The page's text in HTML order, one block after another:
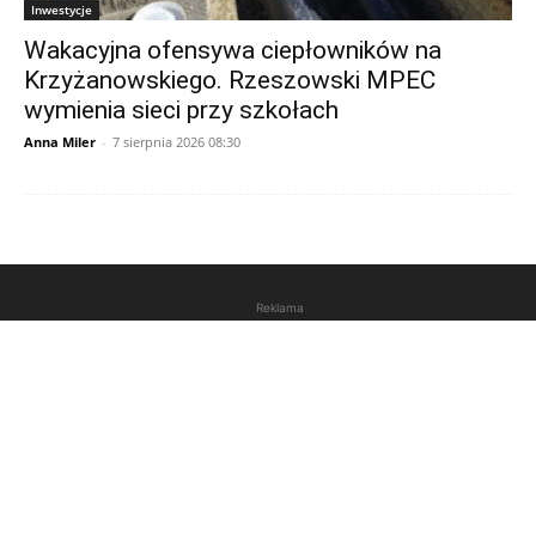
Inwestycje
Wakacyjna ofensywa ciepłowników na
Krzyżanowskiego. Rzeszowski MPEC
wymienia sieci przy szkołach
Anna Miler - 7 sierpnia 2026 08:30
Reklama